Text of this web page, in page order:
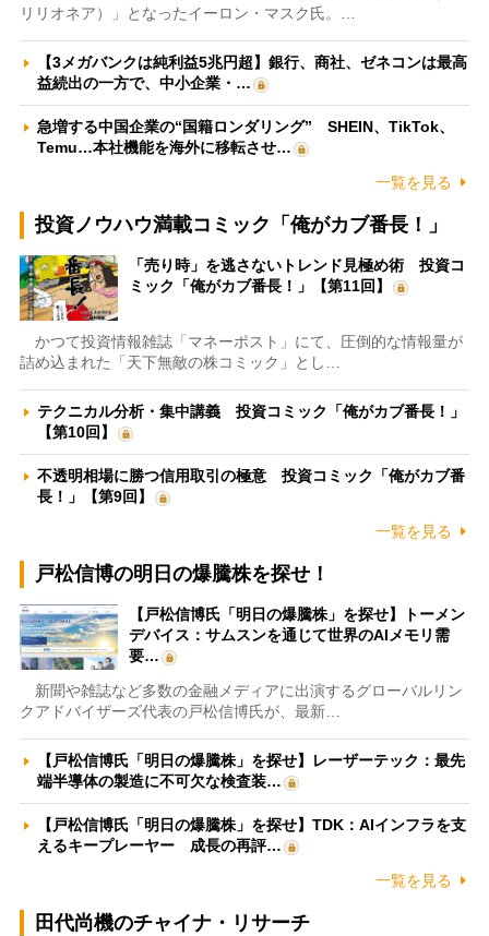
リリオネア）」となったイーロン・マスク氏。…
【3メガバンクは純利益5兆円超】銀行、商社、ゼネコンは最高
益続出の一方で、中小企業・…
急増する中国企業の“国籍ロンダリング” SHEIN、TikTok、
Temu…本社機能を海外に移転させ…
一覧を見る
投資ノウハウ満載コミック「俺がカブ番長！」
「売り時」を逃さないトレンド見極め術 投資コ
ミック「俺がカブ番長！」【第11回】
かつて投資情報雑誌「マネーポスト」にて、圧倒的な情報量が
詰め込まれた「天下無敵の株コミック」とし…
テクニカル分析・集中講義 投資コミック「俺がカブ番長！」
【第10回】
不透明相場に勝つ信用取引の極意 投資コミック「俺がカブ番
長！」【第9回】
一覧を見る
戸松信博の明日の爆騰株を探せ！
【戸松信博氏「明日の爆騰株」を探せ】トーメン
デバイス：サムスンを通じて世界のAIメモリ需
要…
新聞や雑誌など多数の金融メディアに出演するグローバルリン
クアドバイザーズ代表の戸松信博氏が、最新…
【戸松信博氏「明日の爆騰株」を探せ】レーザーテック：最先
端半導体の製造に不可欠な検査装…
【戸松信博氏「明日の爆騰株」を探せ】TDK：AIインフラを支
えるキープレーヤー 成長の再評…
一覧を見る
田代尚機のチャイナ・リサーチ